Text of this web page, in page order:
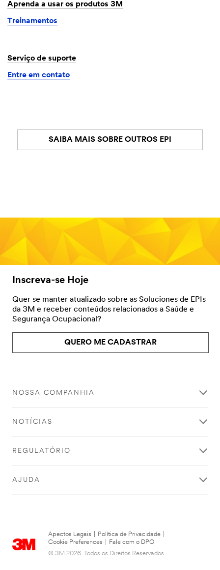
Aprenda a usar os produtos 3M
Treinamentos
Serviço de suporte
Entre em contato
SAIBA MAIS SOBRE OUTROS EPI
Inscreva-se Hoje
Quer se manter atualizado sobre as Soluciones de EPIs
da 3M e receber conteúdos relacionados a Saúde e
Segurança Ocupacional?
QUERO ME CADASTRAR
NOSSA COMPANHIA
NOTÍCIAS
REGULATÓRIO
AJUDA
Apectos Legais Política de Privacidade
Cookie Preferences
Fale com o DPO
© 3M 2026. Todos os Direitos Reservados.